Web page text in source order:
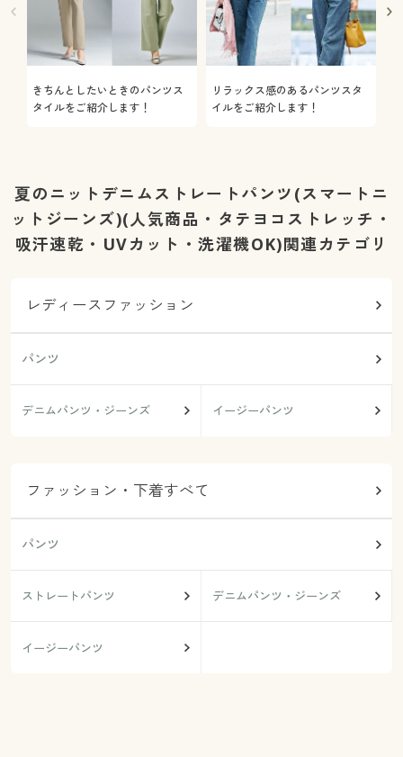
きちんとしたいときのパンツス
タイルをご紹介します！
リラックス感のあるパンツスタ
イルをご紹介します！
夏のニットデニムストレートパンツ(スマートニ
ットジーンズ)(人気商品・タテヨコストレッチ・
吸汗速乾・UVカット・洗濯機OK)関連カテゴリ
レディースファッション
パンツ
デニムパンツ・ジーンズ イージーパンツ
ファッション・下着すべて
パンツ
ストレートパンツ デニムパンツ・ジーンズ
イージーパンツ